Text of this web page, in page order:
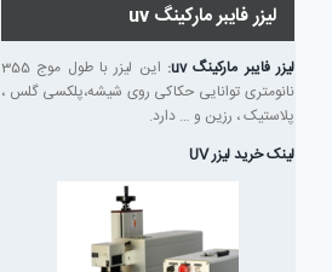
لیزر فایبر مارکینگ uv
لیزر فایبر مارکینگ uv :
این لیزر با طول موج 355
نانومتری توانایی حکاکی روی شیشه،پلکسی گلس ،
پلاستیک ، رزین و … دارد.
لینک خرید لیزر UV